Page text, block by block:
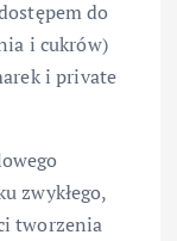
do
i cukrów)
i private
zwykłego,
tworzenia